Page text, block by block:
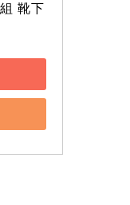
靴下